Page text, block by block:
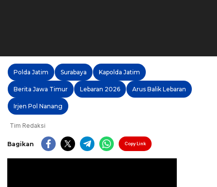
Polda Jatim Surabaya Kapolda Jatim
Berita Jawa Timur Lebaran 2026 Arus Balik Lebaran
Irjen Pol Nanang
Tim Redaksi
Bagikan Copy Link